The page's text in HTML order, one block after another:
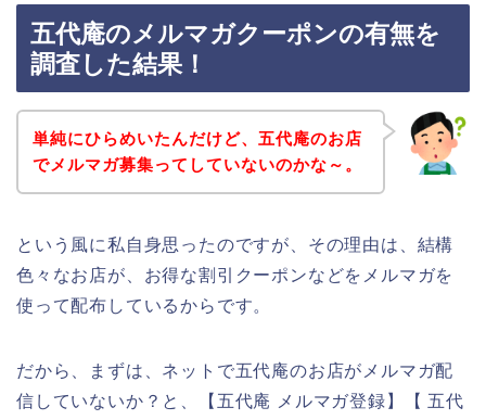
五代庵のメルマガクーポンの有無を
調査した結果！
単純にひらめいたんだけど、五代庵のお店
でメルマガ募集ってしていないのかな～。
という風に私自身思ったのですが、その理由は、結構
色々なお店が、お得な割引クーポンなどをメルマガを
使って配布しているからです。
だから、まずは、ネットで五代庵のお店がメルマガ配
信していないか？と、【五代庵 メルマガ登録】【 五代